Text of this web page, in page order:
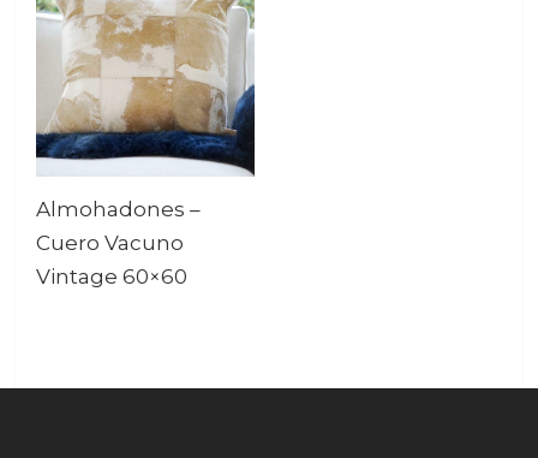
Almohadones –
Cuero Vacuno
Vintage 60×60